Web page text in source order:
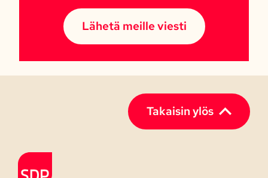
Lähetä meille viesti
Takaisin ylös
Etusivulle